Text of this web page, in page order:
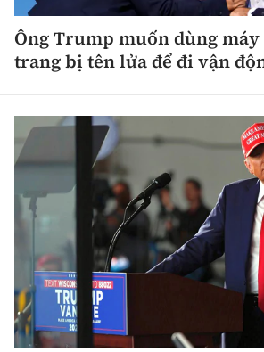
Ông Trump muốn dùng
trang bị tên lửa để đi vận